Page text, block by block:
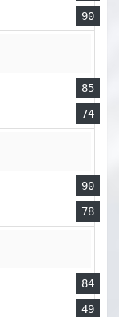
90
85
74
90
78
84
49